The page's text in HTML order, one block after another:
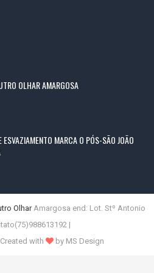
OLHAR AMARGOSA
ESVAZIAMENTO MARCA O PÓS-SÃO JOÃO
OlharAmargosa end: Lot. Stº Antonio
|
with by MS Design